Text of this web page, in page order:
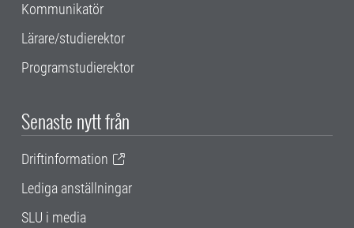
Kommunikatör
Lärare/studierektor
Programstudierektor
Senaste nytt från
Driftinformation
Lediga anställningar
SLU i media